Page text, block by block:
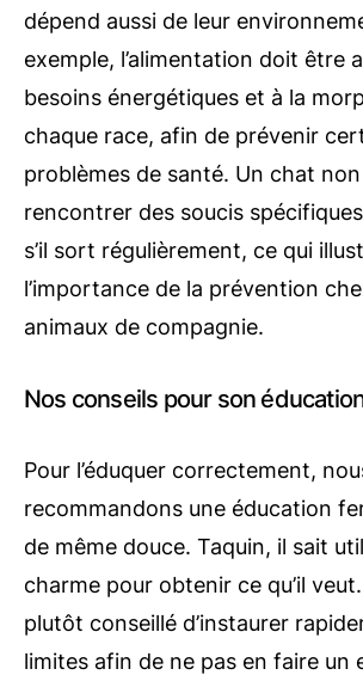
dépend aussi de leur
exemple, l’alimentation doit être
besoins énergétiques et à la
chaque race, afin de prévenir
problèmes de santé. Un chat
rencontrer des soucis
s’il sort régulièrement, ce qui
l’importance de la prévention
animaux de compagnie.
Nos conseils pour son
Pour l’éduquer correctement,
recommandons une éducation
de même douce. Taquin, il sait
charme pour obtenir ce qu’il
plutôt conseillé d’instaurer
limites afin de ne pas en faire un